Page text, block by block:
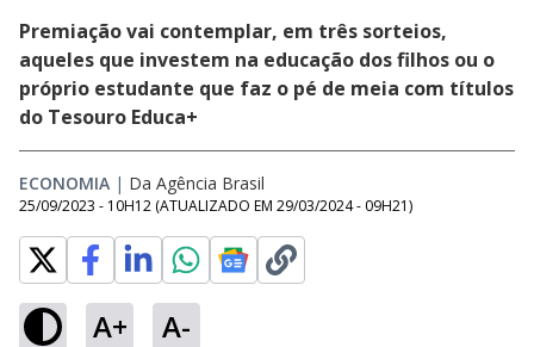
Premiação vai contemplar, em três sorteios,
aqueles que investem na educação dos filhos ou o
próprio estudante que faz o pé de meia com títulos
do Tesouro Educa+
ECONOMIA | Da Agência Brasil
25/09/2023 - 10H12 (ATUALIZADO EM 29/03/2024 - 09H21)
A+ A-